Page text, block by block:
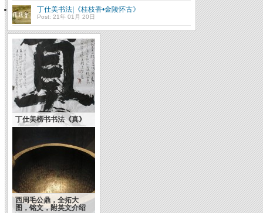
丁仕美书法|《桂枝香•金陵怀古》
Post: 21年 01月 20日
丁仕美榜书书法《真》
西周毛公鼎，全拓大
图，铭文，附英文介绍